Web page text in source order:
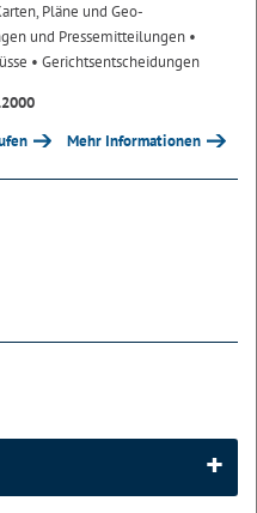
Pläne und Geo-
und Pressemitteilungen •
• Gerichtsentscheidungen
Mehr Informationen